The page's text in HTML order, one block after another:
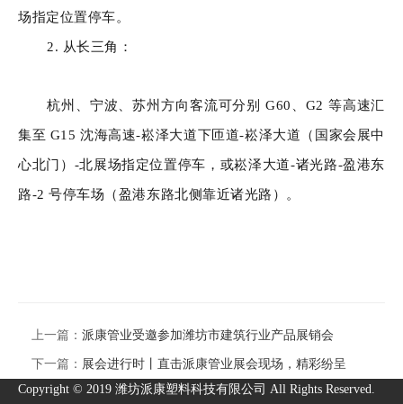
场指定位置停车。
2. 从长三角：
杭州、宁波、苏州方向客流可分别 G60、G2 等高速汇
集至 G15 沈海高速-崧泽大道下匝道-崧泽大道（国家会展中
心北门）-北展场指定位置停车，或崧泽大道-诸光路-盈港东
路-2 号停车场（盈港东路北侧靠近诸光路）。
上一篇： 派康管业受邀参加潍坊市建筑行业产品展销会
下一篇： 展会进行时丨直击派康管业展会现场，精彩纷呈
Copyright © 2019 潍坊派康塑料科技有限公司 All Rights Reserved.